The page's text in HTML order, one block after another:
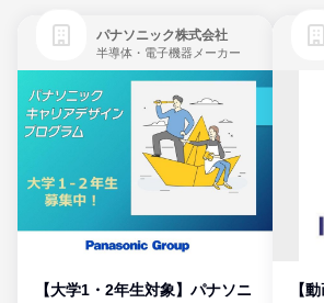
パナソニック株式会社
半導体・電子機器メーカー
【大学1・2年生対象】パナソニ
【